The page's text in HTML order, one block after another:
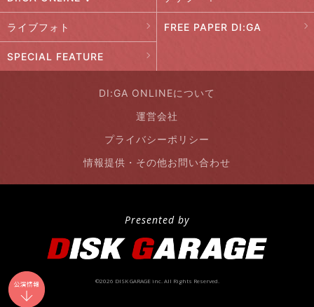
ライブフォト FREE PAPER DI:GA
SPECIAL FEATURE
DI:GA ONLINEについて
運営会社
プライバシーポリシー
情報提供・その他お問い合わせ
Presented by
©2026 DISK GARAGE inc. All Rights Reserved.